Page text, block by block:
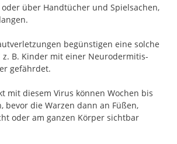
über Handtücher und Spielsachen,
begünstigen eine solche
z. B. Kinder mit einer Neurodermitis-
gefährdet.
mit diesem Virus können Wochen bis
bevor die Warzen dann an Füßen,
oder am ganzen Körper sichtbar